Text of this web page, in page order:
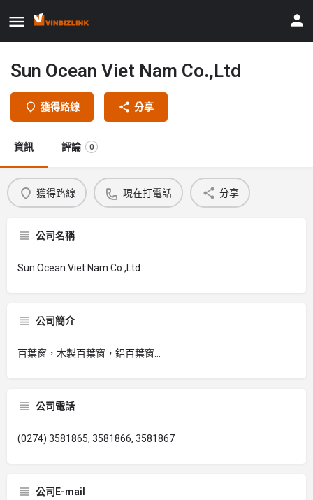
Sun Ocean Viet Nam Co.,Ltd
獲得路線 分享
資訊 評論 0
獲得路線 現在打電話 分享
公司名稱
Sun Ocean Viet Nam Co.,Ltd
公司簡介
百葉窗，木製百葉窗，鋁百葉窗...
公司電話
(0274) 3581865, 3581866, 3581867
公司E-mail